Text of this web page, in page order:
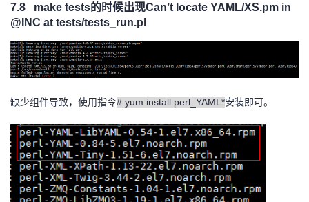
7.8 make tests的时候出现Can’t locate YAML/XS.pm in
@INC at tests/tests_run.pl
缺少组件导致，使用指令# yum install perl_YAML*安装即可。